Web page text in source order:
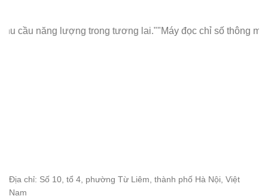
trong tương lai.""Máy đọc chỉ số thông minh MMM: Giúp
Địa chỉ: Số 10, tổ 4, phường Từ Liêm, thành phố Hà Nội, Việt
Nam